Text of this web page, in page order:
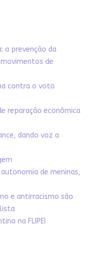
a prevenção da
de
contra o voto
reparação econômica
dando voz a
de meninas,
e antirracismo são
na FLIPEI